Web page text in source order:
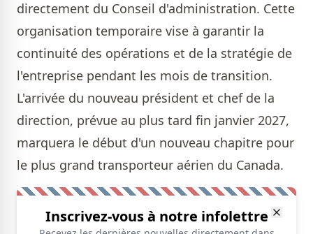
directement du Conseil d'administration. Cette
organisation temporaire vise à garantir la
continuité des opérations et de la stratégie de
l'entreprise pendant les mois de transition.
L'arrivée du nouveau président et chef de la
direction, prévue au plus tard fin janvier 2027,
marquera le début d'un nouveau chapitre pour
le plus grand transporteur aérien du Canada.
Inscrivez-vous à notre infolettre